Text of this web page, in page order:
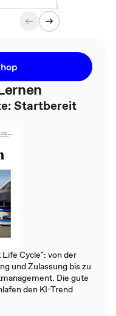
Startbereit
Cycle": von der
und Zulassung bis zu
Die gute
den KI-Trend